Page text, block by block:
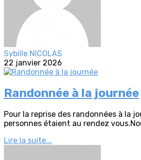
Sybille NICOLAS
22 janvier 2026
Randonnée à la journée
Pour la reprise des randonnées à la
personnes étaient au rendez
Lire la suite...